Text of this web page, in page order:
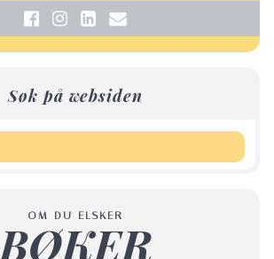
Søk på websiden
OM DU ELSKER
BØKER